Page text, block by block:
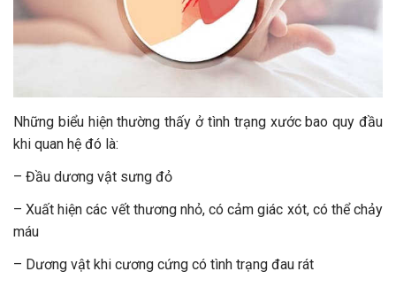
Những biểu hiện thường thấy ở tình trạng xước bao quy đầu
khi quan hệ đó là:
– Đầu dương vật sưng đỏ
– Xuất hiện các vết thương nhỏ, có cảm giác xót, có thể chảy
máu
– Dương vật khi cương cứng có tình trạng đau rát